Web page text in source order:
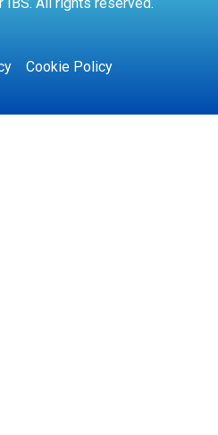
IBS. All rights reserved.
Cookie Policy